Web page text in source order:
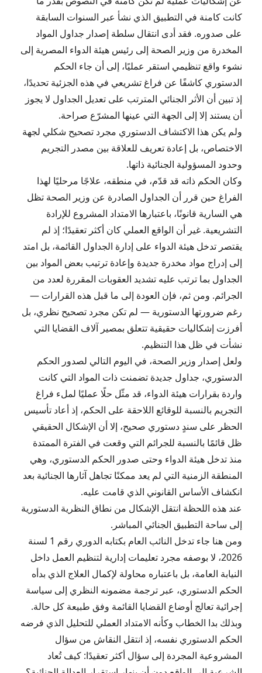
كانت كامنة في التطبيق الذي نشأ عبر السنوات السابقة
على صدوره. فقد أدى انتقال سلطة إصدار جداول المواد
المخدرة من وزير الصحة إلى رئيس هيئة الدواء المصرية إلى
نشوء واقع تنظيمي استقر عمليًا، إلى أن جاء الحكم
الدستوري كاشفًا عن فراغ تشريعي في هذه الجزئية تحديدًا،
إذ تبين أن الأثر الجنائي المترتب على تعديل الجداول لا يجوز
أن يستند إلا إلى الجهة التي عينها المشرّع صراحة.
ولم يكن هذا الاكتشاف الدستوري مجرد تصحيح شكلي لجهة
الاختصاص، بل إعادة تعريف للعلاقة بين مصدر التجريم
وحدود المسؤولية الجنائية ذاتها.
وكان الحكم ذاته قد قدّم، في منطقه، علاجًا مرحليًا لهذا
الفراغ حين قرر أن الجداول الصادرة عن وزير الصحة تظل
هي السارية قانونًا، باعتبارها الامتداد المشروع للإرادة
التشريعية. غير أن الواقع العملي كان أكثر تعقيدًا؛ إذ لم
يقتصر تدخل هيئة الدواء على إدارة الجداول القائمة، بل امتد
إلى إدراج مواد مخدرة جديدة وإعادة ترتيب بعض المواد بين
الجداول بما ترتب عليه تشديد العقوبات المقررة لعدد من
الجرائم. ومن ثم، فإن العودة إلى ما قبل هذه القرارات —
رغم ضرورتها الدستورية — لم تكن مجرد تصحيح نظري، بل
أفرزت إشكاليات حقيقية تتعلق بمصير آلاف القضايا التي
نشأت في ظل هذا التنظيم.
ولعل إصدار وزير الصحة، في اليوم التالي لصدور الحكم
الدستوري، جداول جديدة تضمنت ذات المواد التي كانت
واردة بقرارات هيئة الدواء، قد مثّل حلًا عمليًا لملء فراغ
التجريم بالنسبة للوقائع اللاحقة على الحكم، إذ أعاد تأسيس
الحظر على سندٍ دستوري صحيح، إلا أن الإشكال الحقيقي
ظل قائمًا بالنسبة للجرائم التي وقعت في الفترة الممتدة
منذ تدخل هيئة الدواء وحتى صدور الحكم الدستوري، وهي
المنطقة الزمنية التي لم يعد ممكنًا تجاهل آثارها الجنائية بعد
انكشاف الأساس القانوني الذي قامت عليه.
عند هذه اللحظة انتقل الإشكال من نطاق النظرية الدستورية
إلى ساحة التطبيق الجنائي المباشر.
ومن هنا جاء تدخل النائب العام بكتابه الدوري رقم 1 لسنة
2026، لا بوصفه مجرد تعليمات إدارية لتنظيم العمل داخل
النيابة العامة، بل باعتباره محاولة لإكمال العلاج الذي بدأه
الحكم الدستوري، عبر ترجمة مضمونه النظري إلى سياسة
إجرائية تعالج أوضاع القضايا القائمة وفق طبيعة كل حالة.
وبذلك بدا الخطاب وكأنه الامتداد العملي للتحليل الذي فرضه
الحكم الدستوري نفسه، إذ انتقل النقاش من سؤال
المشروعية المجردة إلى سؤال أكثر تعقيدًا: كيف تُعاد